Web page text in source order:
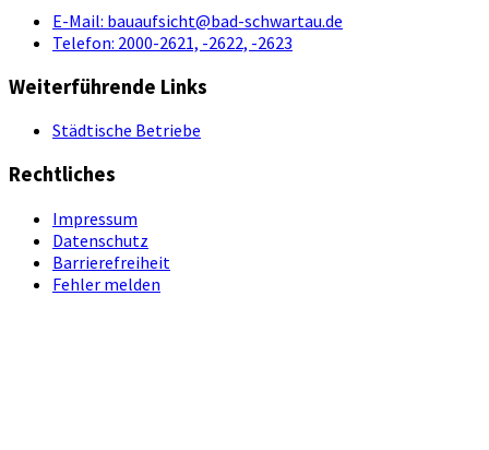
E-Mail: bauaufsicht@bad-schwartau.de
Telefon: 2000-2621, -2622, -2623
Weiterführende Links
Städtische Betriebe
Rechtliches
Impressum
Datenschutz
Barrierefreiheit
Fehler melden